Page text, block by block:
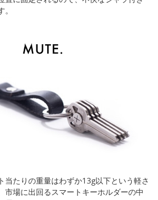
当たりの重量はわずか13g以下という軽さ
市場に出回るスマートキーホルダーの中